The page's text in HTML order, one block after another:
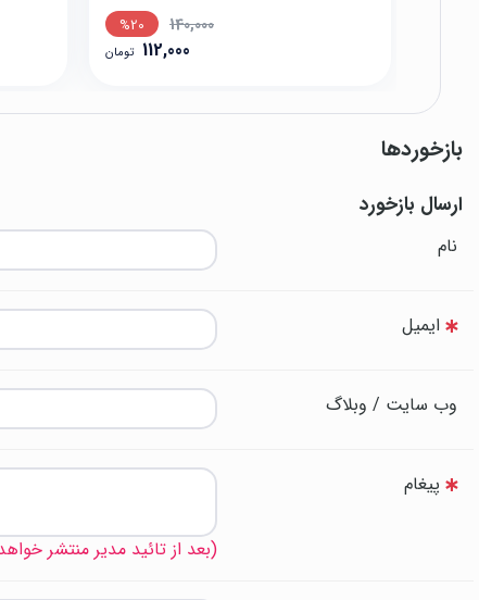
140,000
%20
112,000 تومان
بازخوردها
ارسال بازخورد
نام
ایمیل
وب سایت / وبلاگ
پیغام
(بعد از تائید مدیر منتشر